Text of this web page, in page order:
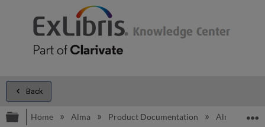
Back
Expand/collapse global hierarchy
Home Alma Product Documentation Alma Online